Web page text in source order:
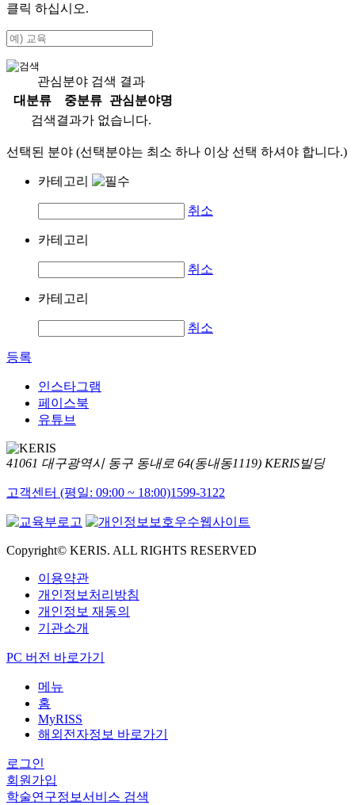
클릭 하십시오.
관심분야 검색 결과
대분류
중분류
관심분야명
검색결과가 없습니다.
선택된 분야 (선택분야는 최소 하나 이상 선택 하셔야 합니다.)
카테고리
취소
카테고리
취소
카테고리
취소
등록
인스타그램
페이스북
유튜브
41061 대구광역시 동구 동내로 64(동내동1119) KERIS빌딩
고객센터 (평일: 09:00 ~ 18:00)1599-3122
Copyright© KERIS. ALL RIGHTS RESERVED
이용약관
개인정보처리방침
개인정보 재동의
기관소개
PC 버전 바로가기
메뉴
홈
MyRISS
해외전자정보 바로가기
로그인
회원가입
학술연구정보서비스 검색